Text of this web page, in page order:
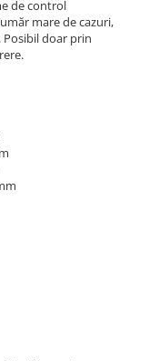
de control
mare de cazuri,
Posibil doar prin